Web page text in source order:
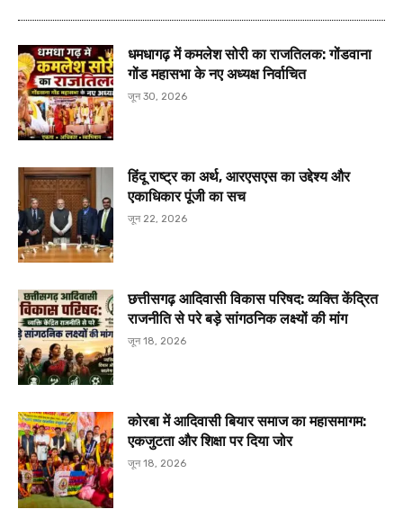
धमधागढ़ में कमलेश सोरी का राजतिलक: गोंडवाना
गोंड महासभा के नए अध्यक्ष निर्वाचित
जून 30, 2026
हिंदू राष्ट्र का अर्थ, आरएसएस का उद्देश्य और
एकाधिकार पूंजी का सच
जून 22, 2026
छत्तीसगढ़ आदिवासी विकास परिषद: व्यक्ति केंद्रित
राजनीति से परे बड़े सांगठनिक लक्ष्यों की मांग
जून 18, 2026
कोरबा में आदिवासी बियार समाज का महासमागम:
एकजुटता और शिक्षा पर दिया जोर
जून 18, 2026